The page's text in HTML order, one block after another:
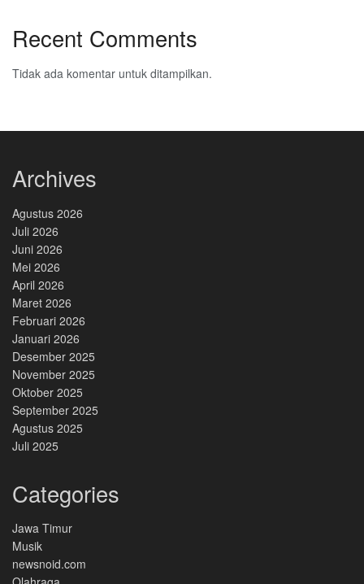
Recent Comments
Tidak ada komentar untuk ditampilkan.
Archives
Agustus 2026
Juli 2026
Juni 2026
Mei 2026
April 2026
Maret 2026
Februari 2026
Januari 2026
Desember 2025
November 2025
Oktober 2025
September 2025
Agustus 2025
Juli 2025
Categories
Jawa Timur
Musik
newsnoid.com